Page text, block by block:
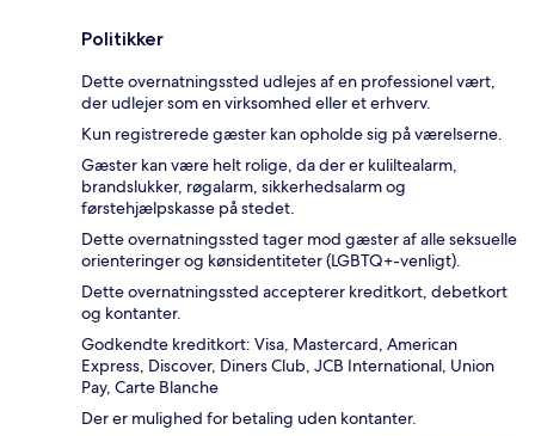
Politikker
Dette overnatningssted udlejes af en professionel vært,
der udlejer som en virksomhed eller et erhverv.
Kun registrerede gæster kan opholde sig på værelserne.
Gæster kan være helt rolige, da der er kuliltealarm,
brandslukker, røgalarm, sikkerhedsalarm og
førstehjælpskasse på stedet.
Dette overnatningssted tager mod gæster af alle seksuelle
orienteringer og kønsidentiteter (LGBTQ+-venligt).
Dette overnatningssted accepterer kreditkort, debetkort
og kontanter.
Godkendte kreditkort: Visa, Mastercard, American
Express, Discover, Diners Club, JCB International, Union
Pay, Carte Blanche
Der er mulighed for betaling uden kontanter.